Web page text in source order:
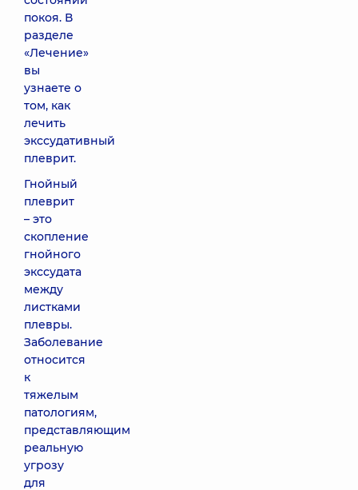
покоя. В
разделе
«Лечение»
вы
узнаете о
том, как
лечить
экссудативный
плеврит.
Гнойный
плеврит
– это
скопление
гнойного
экссудата
между
листками
плевры.
Заболевание
относится
к
тяжелым
патологиям,
представляющим
реальную
угрозу
для